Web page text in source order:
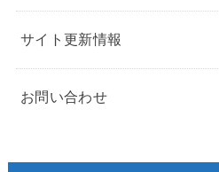
サイト更新情報
お問い合わせ